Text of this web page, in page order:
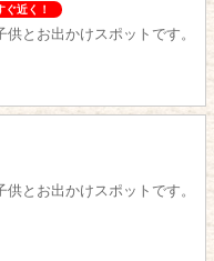
ぐ近く！
とお出かけスポットです。
とお出かけスポットです。